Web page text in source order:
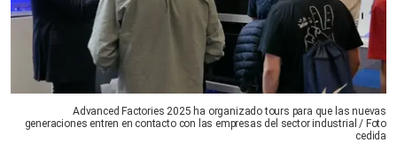
Advanced Factories 2025 ha organizado tours para que las nuevas
generaciones entren en contacto con las empresas del sector industrial / Foto
cedida